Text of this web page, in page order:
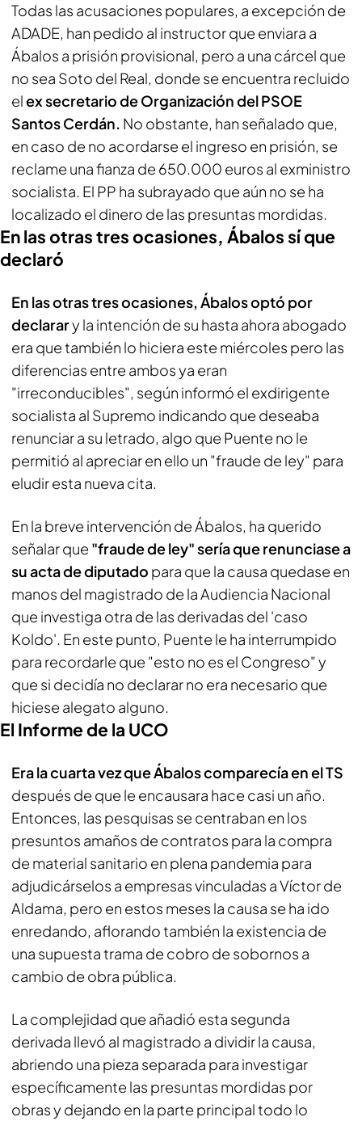
Todas las acusaciones populares, a excepción de
ADADE, han pedido al instructor que enviara a
Ábalos a prisión provisional, pero a una cárcel que
no sea Soto del Real, donde se encuentra recluido
elex secretario de Organización del PSOE
Santos Cerdán. No obstante, han señalado que,
en caso de no acordarse el ingreso en prisión, se
reclame una fianza de 650.000 euros al exministro
socialista. El PP ha subrayado que aún no se ha
localizado el dinero de las presuntas mordidas.
En las otras tres ocasiones, Ábalos sí que
declaró
En las otras tres ocasiones, Ábalos optó por
declarary la intención de su hasta ahora abogado
era que también lo hiciera este miércoles pero las
diferencias entre ambos ya eran
"irreconducibles", según informó el exdirigente
socialista al Supremo indicando que deseaba
renunciar a su letrado, algo que Puente no le
permitió al apreciar en ello un "fraude de ley" para
eludir esta nueva cita.
En la breve intervención de Ábalos, ha querido
señalar que "fraude de ley" sería que renunciase a
su acta de diputado para que la causa quedase en
manos del magistrado de la Audiencia Nacional
que investiga otra de las derivadas del 'caso
Koldo'. En este punto, Puente le ha interrumpido
para recordarle que "esto no es el Congreso" y
que si decidía no declarar no era necesario que
hiciese alegato alguno.
El Informe de la UCO
Era la cuarta vez que Ábalos comparecía en el TS
después de que le encausara hace casi un año.
Entonces, las pesquisas se centraban en los
presuntos amaños de contratos para la compra
de material sanitario en plena pandemia para
adjudicárselos a empresas vinculadas a Víctor de
Aldama, pero en estos meses la causa se ha ido
enredando, aflorando también la existencia de
una supuesta trama de cobro de sobornos a
cambio de obra pública.
La complejidad que añadió esta segunda
derivada llevó al magistrado a dividir la causa,
abriendo una pieza separada para investigar
específicamente las presuntas mordidas por
obras y dejando en la parte principal todo lo